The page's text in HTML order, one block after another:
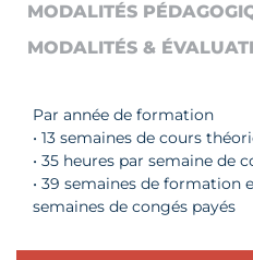
MODALITÉS
MODALITÉS &
Par année de formation
• 13 semaines de cours
• 35 heures par semaine de
• 39 semaines de formation
semaines de congés payés